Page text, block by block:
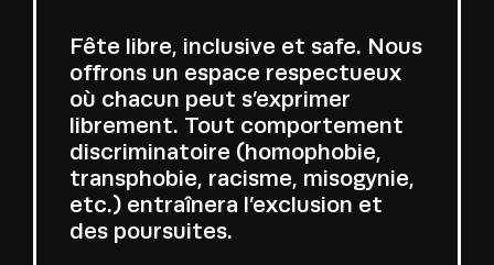
Fête libre, inclusive et safe. Nous
offrons un espace respectueux
où chacun peut s’exprimer
librement. Tout comportement
discriminatoire (homophobie,
transphobie, racisme, misogynie,
etc.) entraînera l’exclusion et
des poursuites.